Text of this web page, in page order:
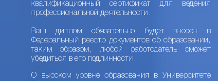
квалификационный сертификат для ведения
профессиональной деятельности.
Ваш диплом обязательно будет внесен в
Федеральный реестр документов об образовании,
таким образом, любой работодатель сможет
убедиться в его подлинности.
О высоком уровне образования в Университете